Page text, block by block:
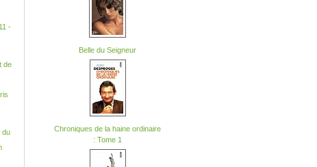
Belle du Seigneur
Chroniques de la haine ordinaire
: Tome 1
-
de
du